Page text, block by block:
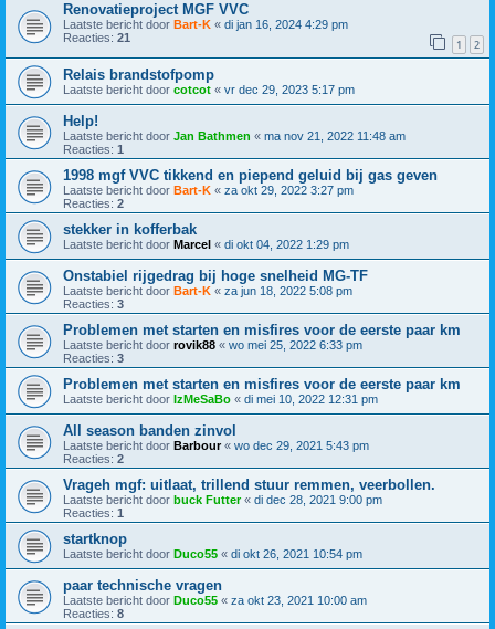
Renovatieproject MGF VVC
Laatste bericht door Bart-K « di jan 16, 2024 4:29 pm
Reacties: 21 1 2
Relais brandstofpomp
Laatste bericht door cotcot « vr dec 29, 2023 5:17 pm
Help!
Laatste bericht door Jan Bathmen « ma nov 21, 2022 11:48 am
Reacties: 1
1998 mgf VVC tikkend en piepend geluid bij gas geven
Laatste bericht door Bart-K « za okt 29, 2022 3:27 pm
Reacties: 2
stekker in kofferbak
Laatste bericht door Marcel « di okt 04, 2022 1:29 pm
Onstabiel rijgedrag bij hoge snelheid MG-TF
Laatste bericht door Bart-K « za jun 18, 2022 5:08 pm
Reacties: 3
Problemen met starten en misfires voor de eerste paar km
Laatste bericht door rovik88 « wo mei 25, 2022 6:33 pm
Reacties: 3
Problemen met starten en misfires voor de eerste paar km
Laatste bericht door IzMeSaBo « di mei 10, 2022 12:31 pm
All season banden zinvol
Laatste bericht door Barbour« wo dec 29, 2021 5:43 pm
Reacties: 2
Vrageh mgf: uitlaat, trillend stuur remmen, veerbollen.
Laatste bericht door buck Futter« di dec 28, 2021 9:00 pm
Reacties: 1
startknop
Laatste bericht door Duco55 « di okt 26, 2021 10:54 pm
paar technische vragen
Laatste bericht door Duco55 « za okt 23, 2021 10:00 am
Reacties: 8